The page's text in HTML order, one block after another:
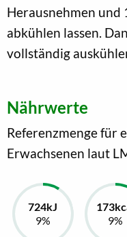
Herausnehmen und
abkühlen lassen.
vollständig
Nährwerte
Referenzmenge für
Erwachsenen laut